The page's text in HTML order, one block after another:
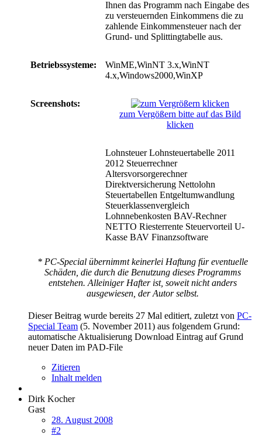
Ihnen das Programm nach Eingabe des
zu versteuernden Einkommens die zu
zahlende Einkommensteuer nach der
Grund- und Splittingtabelle aus.
Betriebssysteme:
WinME,WinNT 3.x,WinNT
4.x,Windows2000,WinXP
Screenshots:
zum Vergößern bitte auf das Bild
klicken
Lohnsteuer Lohnsteuertabelle 2011
2012 Steuerrechner
Altersvorsorgerechner
Direktversicherung Nettolohn
Steuertabellen Entgeltumwandlung
Steuerklassenvergleich
Lohnnebenkosten BAV-Rechner
NETTO Riesterrente Steuervorteil U-
Kasse BAV Finanzsoftware
* PC-Special übernimmt keinerlei Haftung für eventuelle
Schäden, die durch die Benutzung dieses Programms
entstehen. Alleiniger Hafter ist, soweit nicht anders
ausgewiesen, der Autor selbst.
Dieser Beitrag wurde bereits 27 Mal editiert, zuletzt von PC-
Special Team (5. November 2011) aus folgendem Grund:
automatische Aktualisierung Download Eintrag auf Grund
neuer Daten im PAD-File
Zitieren
Inhalt melden
Dirk Kocher
Gast
28. August 2008
#2